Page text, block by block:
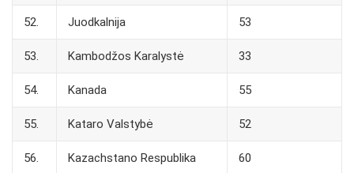
52. Juodkalnija 53
53. Kambodžos Karalystė 33
54. Kanada 55
55. Kataro Valstybė 52
56. Kazachstano Respublika 60